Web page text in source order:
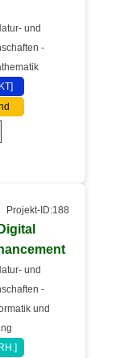
und
-
Projekt-ID:188
und
-
und